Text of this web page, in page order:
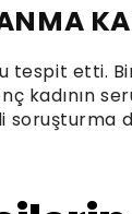
tespit etti.
kadının
soruşturma